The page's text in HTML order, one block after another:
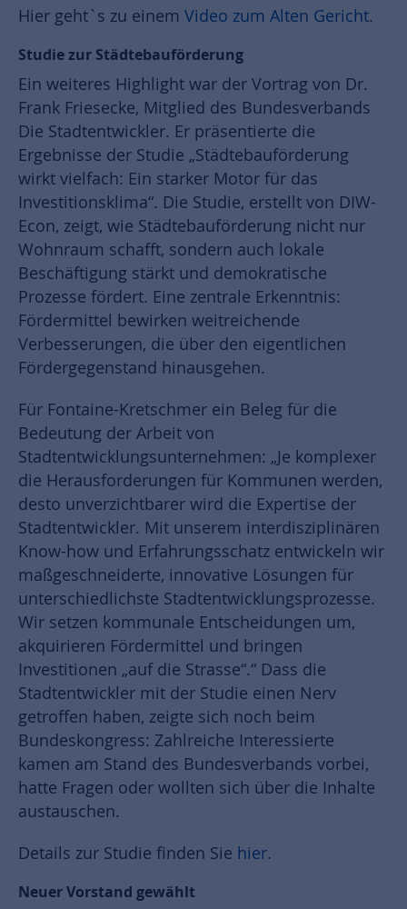
Hier geht`s zu einem Video zum Alten Gericht.
Studie zur Städtebauförderung
Ein weiteres Highlight war der Vortrag von Dr.
Frank Friesecke, Mitglied des Bundesverbands
Die Stadtentwickler. Er präsentierte die
Ergebnisse der Studie „Städtebauförderung
wirkt vielfach: Ein starker Motor für das
Investitionsklima“. Die Studie, erstellt von DIW-
Econ, zeigt, wie Städtebauförderung nicht nur
Wohnraum schafft, sondern auch lokale
Beschäftigung stärkt und demokratische
Prozesse fördert. Eine zentrale Erkenntnis:
Fördermittel bewirken weitreichende
Verbesserungen, die über den eigentlichen
Fördergegenstand hinausgehen.
Für Fontaine-Kretschmer ein Beleg für die
Bedeutung der Arbeit von
Stadtentwicklungsunternehmen: „Je komplexer
die Herausforderungen für Kommunen werden,
desto unverzichtbarer wird die Expertise der
Stadtentwickler. Mit unserem interdisziplinären
Know-how und Erfahrungsschatz entwickeln wir
maßgeschneiderte, innovative Lösungen für
unterschiedlichste Stadtentwicklungsprozesse.
Wir setzen kommunale Entscheidungen um,
akquirieren Fördermittel und bringen
Investitionen „auf die Strasse“.“ Dass die
Stadtentwickler mit der Studie einen Nerv
getroffen haben, zeigte sich noch beim
Bundeskongress: Zahlreiche Interessierte
kamen am Stand des Bundesverbands vorbei,
hatte Fragen oder wollten sich über die Inhalte
austauschen.
Details zur Studie finden Sie hier.
Neuer Vorstand gewählt